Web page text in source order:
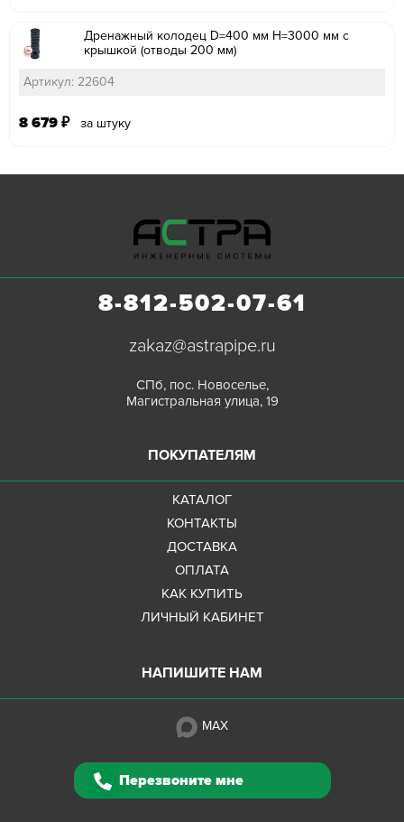
Дренажный колодец D=400 мм H=3000 мм с
крышкой (отводы 200 мм)
Артикул: 22604
8 679 ₽ за штуку
8-812-502-07-61
zakaz@astrapipe.ru
СПб, пос. Новоселье,
Магистральная улица, 19
ПОКУПАТЕЛЯМ
КАТАЛОГ
КОНТАКТЫ
ДОСТАВКА
ОПЛАТА
КАК КУПИТЬ
ЛИЧНЫЙ КАБИНЕТ
НАПИШИТЕ НАМ
MAX
Перезвоните мне